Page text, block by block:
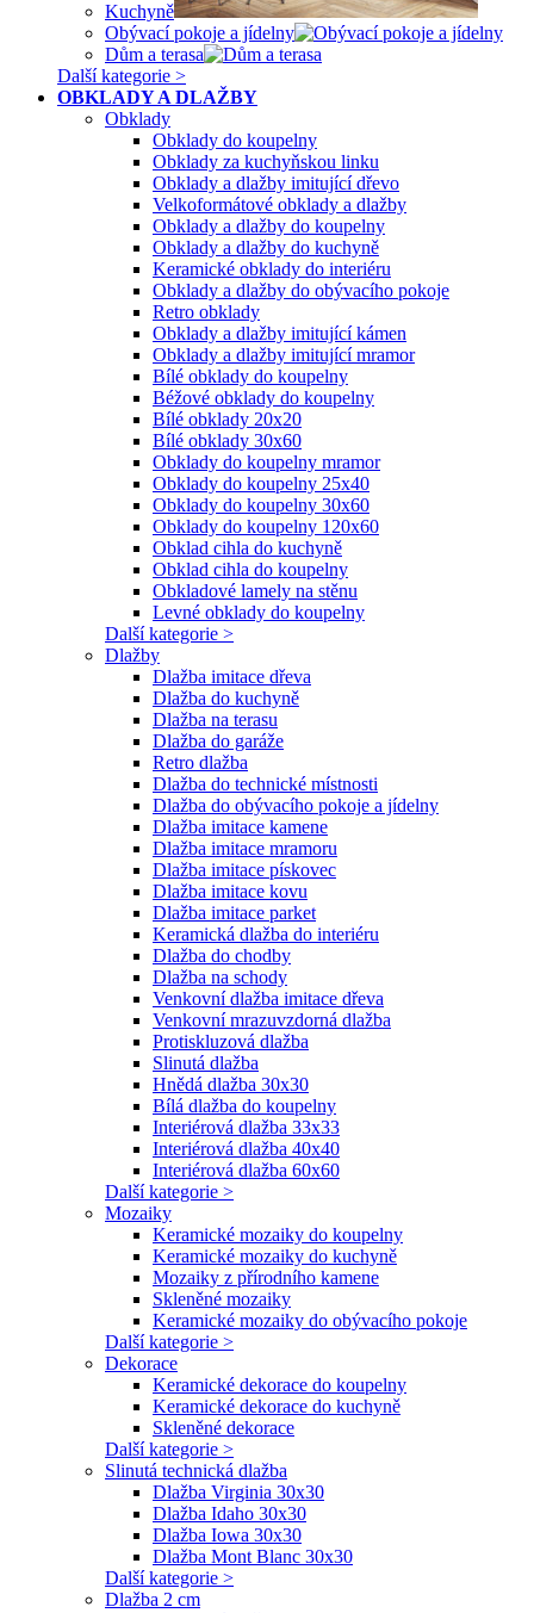
Kuchyně
Obývací pokoje a jídelny
Dům a terasa
Další kategorie >
OBKLADY A DLAŽBY
Obklady
Obklady do koupelny
Obklady za kuchyňskou linku
Obklady a dlažby imitující dřevo
Velkoformátové obklady a dlažby
Obklady a dlažby do koupelny
Obklady a dlažby do kuchyně
Keramické obklady do interiéru
Obklady a dlažby do obývacího pokoje
Retro obklady
Obklady a dlažby imitující kámen
Obklady a dlažby imitující mramor
Bílé obklady do koupelny
Béžové obklady do koupelny
Bílé obklady 20x20
Bílé obklady 30x60
Obklady do koupelny mramor
Obklady do koupelny 25x40
Obklady do koupelny 30x60
Obklady do koupelny 120x60
Obklad cihla do kuchyně
Obklad cihla do koupelny
Obkladové lamely na stěnu
Levné obklady do koupelny
Další kategorie >
Dlažby
Dlažba imitace dřeva
Dlažba do kuchyně
Dlažba na terasu
Dlažba do garáže
Retro dlažba
Dlažba do technické místnosti
Dlažba do obývacího pokoje a jídelny
Dlažba imitace kamene
Dlažba imitace mramoru
Dlažba imitace pískovec
Dlažba imitace kovu
Dlažba imitace parket
Keramická dlažba do interiéru
Dlažba do chodby
Dlažba na schody
Venkovní dlažba imitace dřeva
Venkovní mrazuvzdorná dlažba
Protiskluzová dlažba
Slinutá dlažba
Hnědá dlažba 30x30
Bílá dlažba do koupelny
Interiérová dlažba 33x33
Interiérová dlažba 40x40
Interiérová dlažba 60x60
Další kategorie >
Mozaiky
Keramické mozaiky do koupelny
Keramické mozaiky do kuchyně
Mozaiky z přírodního kamene
Skleněné mozaiky
Keramické mozaiky do obývacího pokoje
Další kategorie >
Dekorace
Keramické dekorace do koupelny
Keramické dekorace do kuchyně
Skleněné dekorace
Další kategorie >
Slinutá technická dlažba
Dlažba Virginia 30x30
Dlažba Idaho 30x30
Dlažba Iowa 30x30
Dlažba Mont Blanc 30x30
Další kategorie >
Dlažba 2 cm